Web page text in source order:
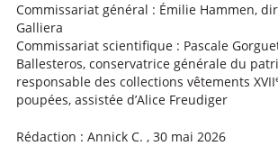
Commissariat général : Émilie Hammen,
Galliera
Commissariat scientifique : Pascale
Ballesteros, conservatrice générale du
responsable des collections vêtements XVII
poupées, assistée d’Alice Freudiger
Rédaction : Annick C. , 30 mai 2026